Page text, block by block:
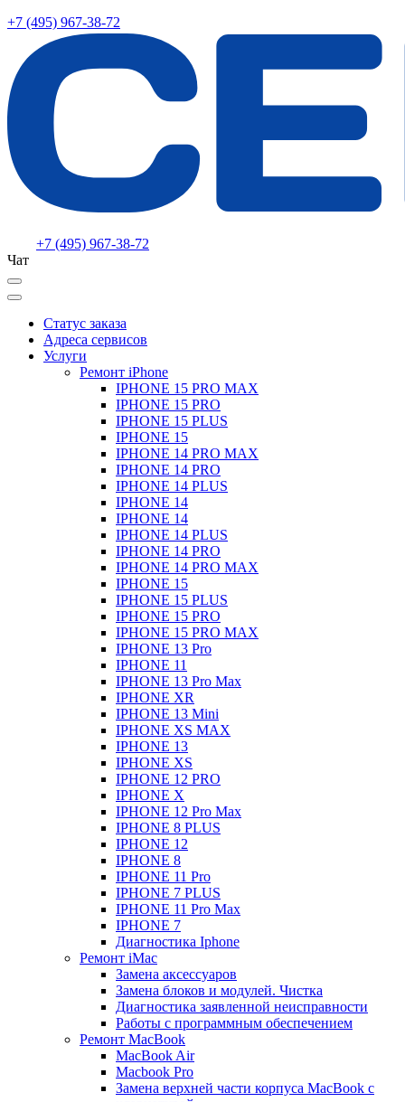
+7 (495) 967-38-72
+7 (495) 967-38-72
Чат
Статус заказа
Адреса сервисов
Услуги
Ремонт iPhone
IPHONE 15 PRO MAX
IPHONE 15 PRO
IPHONE 15 PLUS
IPHONE 15
IPHONE 14 PRO MAX
IPHONE 14 PRO
IPHONE 14 PLUS
IPHONE 14
IPHONE 14
IPHONE 14 PLUS
IPHONE 14 PRO
IPHONE 14 PRO MAX
IPHONE 15
IPHONE 15 PLUS
IPHONE 15 PRO
IPHONE 15 PRO MAX
IPHONE 13 Pro
IPHONE 11
IPHONE 13 Pro Max
IPHONE XR
IPHONE 13 Mini
IPHONE XS MAX
IPHONE 13
IPHONE XS
IPHONE 12 PRO
IPHONE X
IPHONE 12 Pro Max
IPHONE 8 PLUS
IPHONE 12
IPHONE 8
IPHONE 11 Pro
IPHONE 7 PLUS
IPHONE 11 Pro Max
IPHONE 7
Диагностика Iphone
Ремонт iMac
Замена аксессуаров
Замена блоков и модулей. Чистка
Диагностика заявленной неисправности
Работы с программным обеспечением
Ремонт MacBook
MacBook Air
Macbook Pro
Замена верхней части корпуса MacBook с